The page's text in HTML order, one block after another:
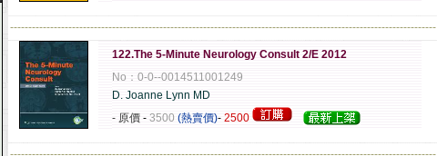
---------------------------------------------------------------------------------------------------------------------
122.The 5-Minute Neurology Consult 2/E 2012
No：0-0--0014511001249
D. Joanne Lynn MD
- 原價 - 3500 (熱賣價)- 2500